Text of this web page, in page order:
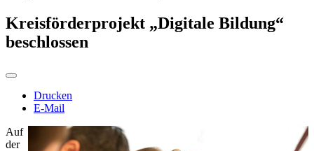
Kreisförderprojekt „Digitale Bildung“
beschlossen
Drucken
E-Mail
Auf
der